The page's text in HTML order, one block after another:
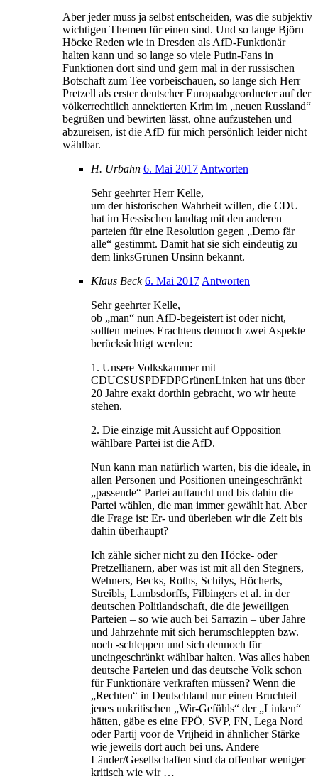
Aber jeder muss ja selbst entscheiden, was die subjektiv
wichtigen Themen für einen sind. Und so lange Björn
Höcke Reden wie in Dresden als AfD-Funktionär
halten kann und so lange so viele Putin-Fans in
Funktionen dort sind und gern mal in der russischen
Botschaft zum Tee vorbeischauen, so lange sich Herr
Pretzell als erster deutscher Europaabgeordneter auf der
völkerrechtlich annektierten Krim im „neuen Russland“
begrüßen und bewirten lässt, ohne aufzustehen und
abzureisen, ist die AfD für mich persönlich leider nicht
wählbar.
H. Urbahn 6. Mai 2017 Antworten
Sehr geehrter Herr Kelle,
um der historischen Wahrheit willen, die CDU
hat im Hessischen landtag mit den anderen
parteien für eine Resolution gegen „Demo fär
alle“ gestimmt. Damit hat sie sich eindeutig zu
dem linksGrünen Unsinn bekannt.
Klaus Beck 6. Mai 2017 Antworten
Sehr geehrter Kelle,
ob „man“ nun AfD-begeistert ist oder nicht,
sollten meines Erachtens dennoch zwei Aspekte
berücksichtigt werden:
1. Unsere Volkskammer mit
CDUCSUSPDFDPGrünenLinken hat uns über
20 Jahre exakt dorthin gebracht, wo wir heute
stehen.
2. Die einzige mit Aussicht auf Opposition
wählbare Partei ist die AfD.
Nun kann man natürlich warten, bis die ideale, in
allen Personen und Positionen uneingeschränkt
„passende“ Partei auftaucht und bis dahin die
Partei wählen, die man immer gewählt hat. Aber
die Frage ist: Er- und überleben wir die Zeit bis
dahin überhaupt?
Ich zähle sicher nicht zu den Höcke- oder
Pretzellianern, aber was ist mit all den Stegners,
Wehners, Becks, Roths, Schilys, Höcherls,
Streibls, Lambsdorffs, Filbingers et al. in der
deutschen Politlandschaft, die die jeweiligen
Parteien – so wie auch bei Sarrazin – über Jahre
und Jahrzehnte mit sich herumschleppten bzw.
noch -schleppen und sich dennoch für
uneingeschränkt wählbar halten. Was alles haben
deutsche Parteien und das deutsche Volk schon
für Funktionäre verkraften müssen? Wenn die
„Rechten“ in Deutschland nur einen Bruchteil
jenes unkritischen „Wir-Gefühls“ der „Linken“
hätten, gäbe es eine FPÖ, SVP, FN, Lega Nord
oder Partij voor de Vrijheid in ähnlicher Stärke
wie jeweils dort auch bei uns. Andere
Länder/Gesellschaften sind da offenbar weniger
kritisch wie wir …